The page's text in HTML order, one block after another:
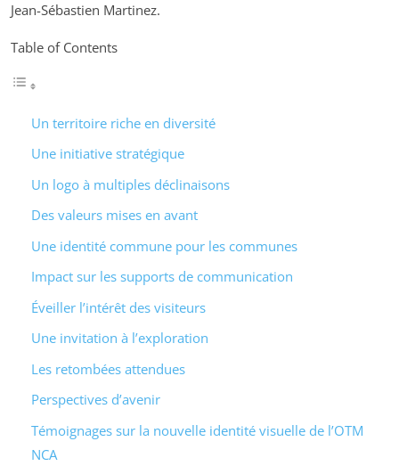
Jean-Sébastien Martinez.
Table of Contents
Un territoire riche en diversité
Une initiative stratégique
Un logo à multiples déclinaisons
Des valeurs mises en avant
Une identité commune pour les communes
Impact sur les supports de communication
Éveiller l’intérêt des visiteurs
Une invitation à l’exploration
Les retombées attendues
Perspectives d’avenir
Témoignages sur la nouvelle identité visuelle de l’OTM
NCA